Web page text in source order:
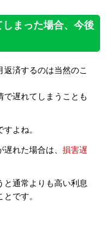
まった場合、今後
済するのは当然のこ
で遅れてしまうことも
よね。
れた場合は、 損害遅
と通常よりも高い利息
です。